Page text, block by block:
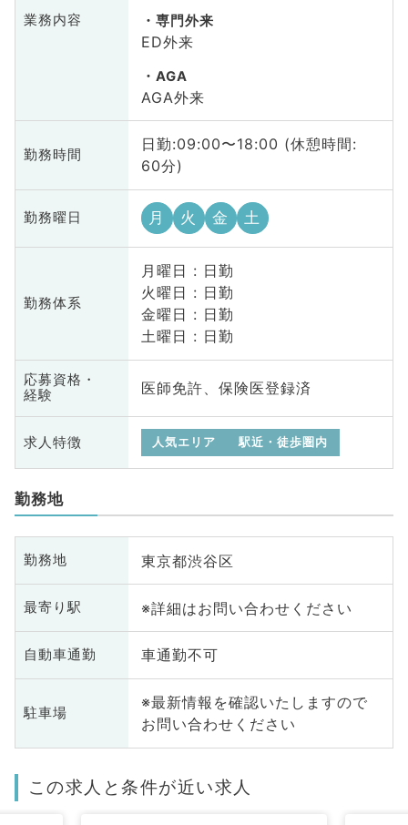
業務内容 専門外来
ED外来
AGA
AGA外来
勤務時間
日勤:09:00〜18:00 (休憩時間:
60分)
勤務曜日 月 火 金 土
勤務体系
月曜日 : 日勤
火曜日 : 日勤
金曜日 : 日勤
土曜日 : 日勤
応募資格・
経験
医師免許、保険医登録済
求人特徴 人気エリア 駅近・徒歩圏内
勤務地
勤務地 東京都渋谷区
最寄り駅 ※詳細はお問い合わせください
自動車通勤 車通勤不可
駐車場
※最新情報を確認いたしますので
お問い合わせください
この求人と条件が近い求人